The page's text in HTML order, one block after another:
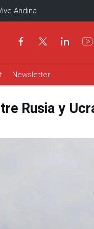
Andina
Newsletter
Rusia y